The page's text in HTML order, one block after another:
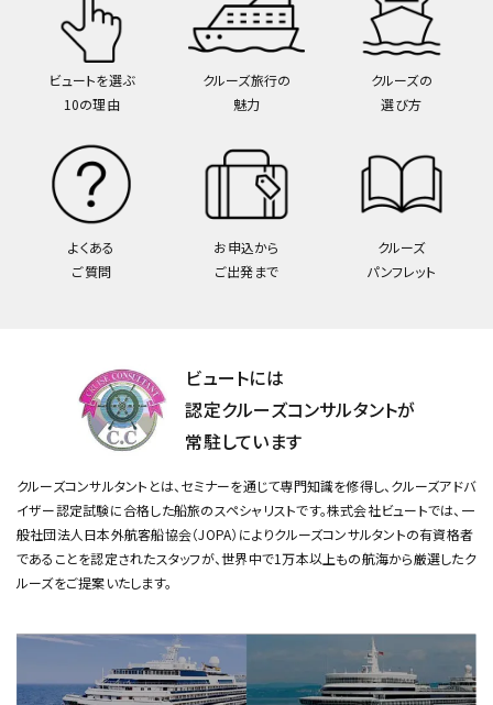
ビュートを選ぶ
10の理由
クルーズ旅行の
魅力
クルーズの
選び方
よくある
ご質問
お申込から
ご出発まで
クルーズ
パンフレット
ビュートには
認定クルーズコンサルタントが
常駐しています
クルーズコンサルタントとは、セミナーを通じて専門知識を修得し、クルーズアドバ
イザー認定試験に合格した船旅のスペシャリストです。株式会社ビュートでは、一
般社団法人日本外航客船協会（JOPA）によりクルーズコンサルタントの有資格者
であることを認定されたスタッフが、世界中で1万本以上もの航海から厳選したク
ルーズをご提案いたします。